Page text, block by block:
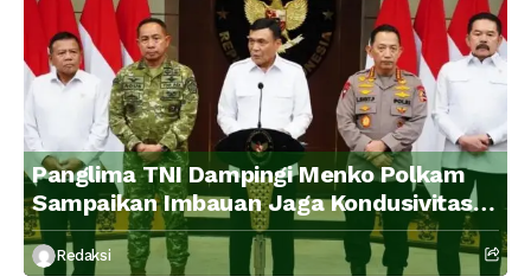
Panglima TNI Dampingi Menko Polkam
Sampaikan Imbauan Jaga Kondusivitas
Bangsa
Redaksi